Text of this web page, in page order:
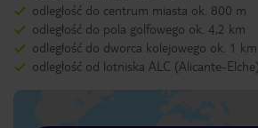
odległość do centrum miasta ok. 800 m
odległość do pola golfowego ok. 4,2 km
odległość do dworca kolejowego ok. 1 km
odległość od lotniska ALC (Alicante-